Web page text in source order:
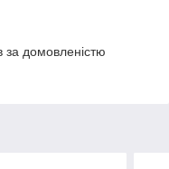
за домовленістю